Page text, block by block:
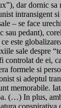
dar dornic
intransigent
– se face
pedant),
este
sale
de ei,
formele si
si adeptul
memorabile.
(…) In plus,